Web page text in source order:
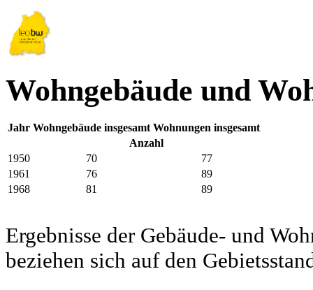
Wohngebäude und
Jahr Wohngebäude insgesamt Wohnungen insgesamt
Anzahl
1950
70
77
1961
76
89
1968
81 89
Ergebnisse der Gebäude- und
beziehen sich auf den